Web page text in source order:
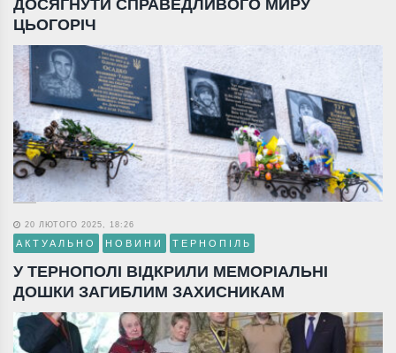
ДОСЯГНУТИ СПРАВЕДЛИВОГО МИРУ
ЦЬОГОРІЧ
20 ЛЮТОГО 2025, 18:26
АКТУАЛЬНО НОВИНИ ТЕРНОПІЛЬ
У ТЕРНОПОЛІ ВІДКРИЛИ МЕМОРІАЛЬНІ
ДОШКИ ЗАГИБЛИМ ЗАХИСНИКАМ